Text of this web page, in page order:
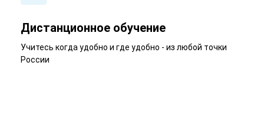
Дистанционное обучение
Учитесь когда удобно и где удобно - из любой точки
России